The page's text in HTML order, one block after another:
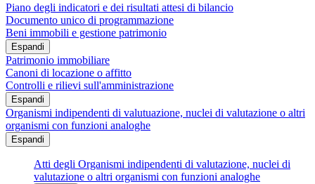
Piano degli indicatori e dei risultati attesi di bilancio
Documento unico di programmazione
Beni immobili e gestione patrimonio
Espandi
Patrimonio immobiliare
Canoni di locazione o affitto
Controlli e rilievi sull'amministrazione
Espandi
Organismi indipendenti di valutuazione, nuclei di valutazione o altri
organismi con funzioni analoghe
Espandi
Atti degli Organismi indipendenti di valutazione, nuclei di
valutazione o altri organismi con funzioni analoghe